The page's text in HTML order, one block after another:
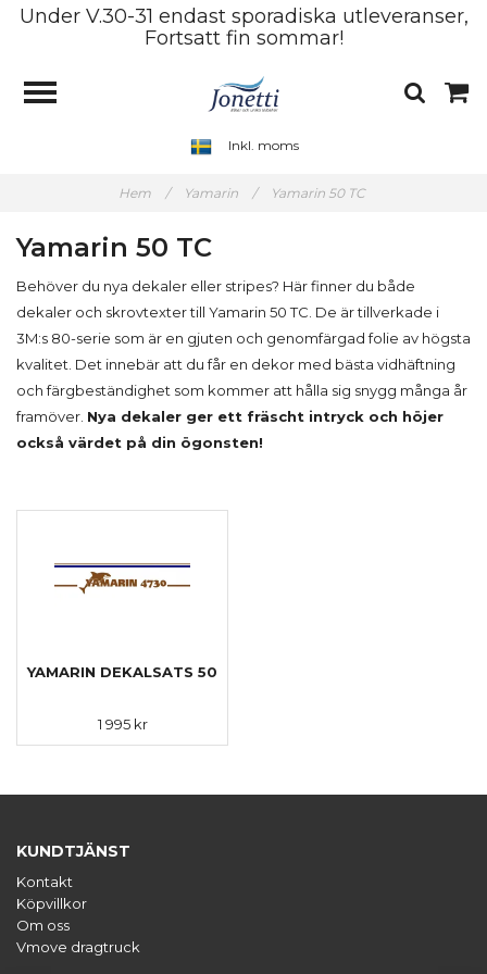
Under V.30-31 endast sporadiska utleveranser,
Fortsatt fin sommar!
Inkl. moms
Hem / Yamarin / Yamarin 50 TC
Yamarin 50 TC
Behöver du nya dekaler eller stripes? Här finner du både
dekaler och skrovtexter till Yamarin 50 TC. De är tillverkade i
3M:s 80-serie som är en gjuten och genomfärgad folie av högsta
kvalitet. Det innebär att du får en dekor med bästa vidhäftning
och färgbeständighet som kommer att hålla sig snygg många år
framöver. Nya dekaler ger ett fräscht intryck och höjer
också värdet på din ögonsten!
YAMARIN DEKALSATS 50
1 995 kr
KUNDTJÄNST
Kontakt
Köpvillkor
Om oss
Vmove dragtruck